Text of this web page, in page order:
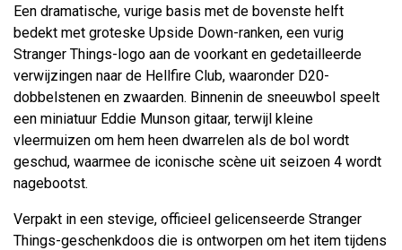
Een dramatische, vurige basis met de bovenste helft
bedekt met groteske Upside Down-ranken, een vurig
Stranger Things-logo aan de voorkant en gedetailleerde
verwijzingen naar de Hellfire Club, waaronder D20-
dobbelstenen en zwaarden. Binnenin de sneeuwbol speelt
een miniatuur Eddie Munson gitaar, terwijl kleine
vleermuizen om hem heen dwarrelen als de bol wordt
geschud, waarmee de iconische scène uit seizoen 4 wordt
nagebootst.
Verpakt in een stevige, officieel gelicenseerde Stranger
Things-geschenkdoos die is ontworpen om het item tijdens